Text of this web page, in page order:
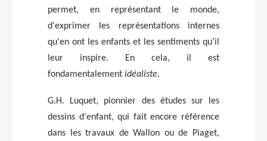
permet, en représentant le monde,
d'exprimer les représentations internes
qu'en ont les enfants et les sentiments qu'il
leur inspire. En cela, il est
fondamentalement idéaliste.
G.H. Luquet, pionnier des études sur les
dessins d'enfant, qui fait encore référence
dans les travaux de Wallon ou de Piaget,